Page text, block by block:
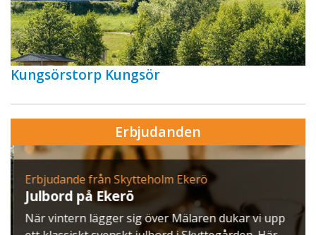
Kungsörstorp Kungsör
Erbjudanden
Erbjudande från Skytteholm Ekerö
Julbord på Ekerö
När vintern lägger sig över Mälaren dukar vi upp